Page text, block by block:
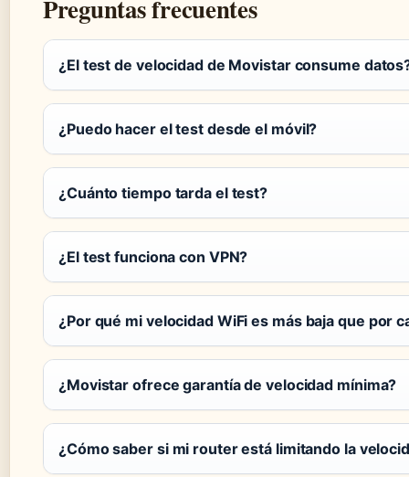
Preguntas frecuentes
¿El test de velocidad de Movistar consume
¿Puedo hacer el test desde el móvil?
¿Cuánto tiempo tarda el test?
¿El test funciona con VPN?
¿Por qué mi velocidad WiFi es más baja que por
¿Movistar ofrece garantía de velocidad mínima?
¿Cómo saber si mi router está limitando la